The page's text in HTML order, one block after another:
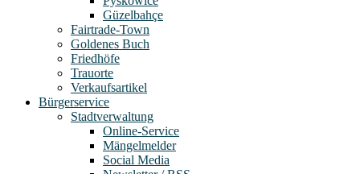
Güzelbahçe
Fairtrade-Town
Goldenes Buch
Friedhöfe
Trauorte
Verkaufsartikel
Bürgerservice
Stadtverwaltung
Online-Service
Mängelmelder
Social Media